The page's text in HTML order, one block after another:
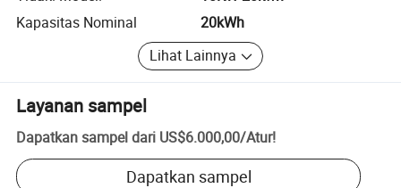
Kapasitas Nominal
20kWh
Lihat Lainnya
Layanan sampel
Dapatkan sampel dari US$6.000,00/Atur!
Dapatkan sampel